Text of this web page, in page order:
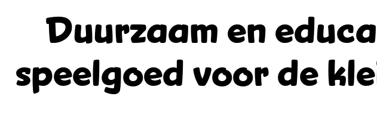
Duurzaam en
speelgoed voor de